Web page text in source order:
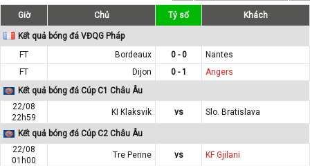
Giờ Chủ Tỷ số Khách
Kết quả bóng đá VĐQG Pháp
FT
Bordeaux 0 - 0
Nantes
FT
Dijon 0 - 1
Angers
Kết quả bóng đá Cúp C1 Châu Âu
22/08
22h59
KI Klaksvik vs Slo. Bratislava
Kết quả bóng đá Cúp C2 Châu Âu
22/08
01h00
Tre Penne vs
KF Gjilani